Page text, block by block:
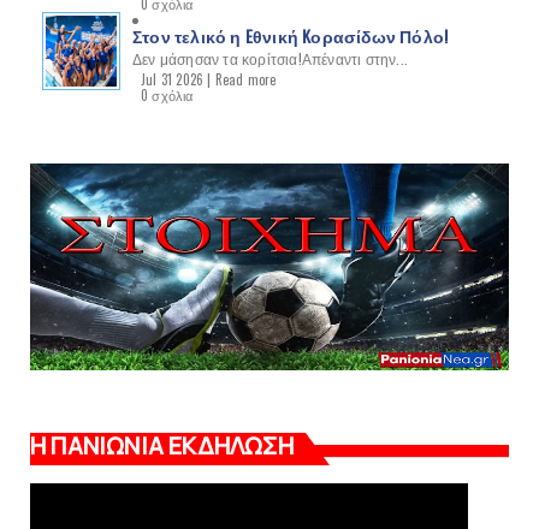
Στον τελικό η Eθνική Kορασίδων Πόλο!
Δεν μάσησαν τα κορίτσια!Απέναντι στην...
Jul 31 2026 | Read more
0 σχόλια
Η ΠΑΝΙΩΝΙΑ ΕΚΔΗΛΩΣΗ